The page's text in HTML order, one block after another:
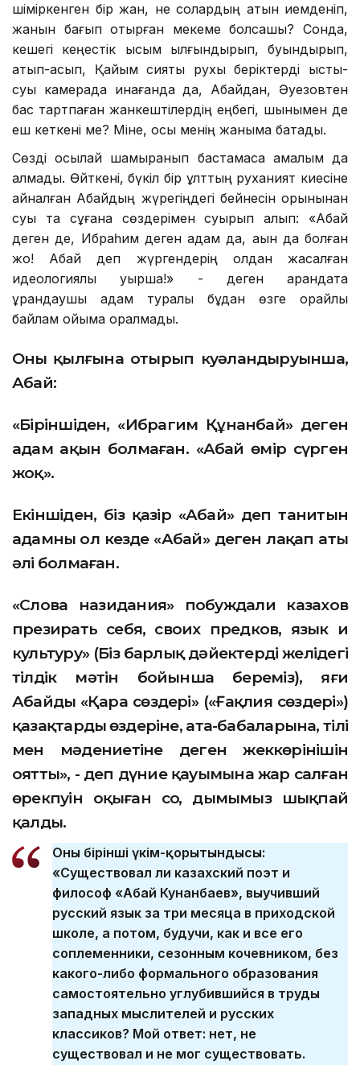
шіміркенген бір жан, не солардың атын иемденіп,
жанын бағып отырған мекеме болсашы? Сонда,
кешегі кеңестік қысым қылғындырып, буындырып,
атып-асып, Қайым сияқты рухы беріктерді ыстық-
суық камерада қинағанда да, Абайдан, Әуезовтен
бас тартпаған жанкештілердің еңбегі, шынымен де
еш кеткені ме? Міне, осы менің жаныма батады.
Сөзді осылай шамырқанып бастамасқа амалым да
қалмады. Өйткені, бүкіл бір ұлттың руханият киесіне
айналған Абайдың жүрегіңдегі бейнесін орынынан
суық та сұғанақ сөздерімен суырып алып: «Абай
деген де, Ибраһим деген адам да, ақын да болған
жоқ! Абай деп жүргендерің қолдан жасалған
идеологиялық қуыршақ!» - деген арандата
ұрандаушы адам туралы бұдан өзге орайлы
байлам ойыма оралмады.
Оның қылғына отырып куәландыруынша,
Абай:
«Біріншіден, «Ибрагим Құнанбай» деген
адам ақын болмаған. «Абай өмір сүрген
жоқ».
Екіншіден, біз қазір «Абай» деп танитын
адамның ол кезде «Абай» деген лақап аты
әлі болмаған.
«Слова назидания» побуждали казахов
презирать себя, своих предков, язык и
культуру» (Біз барлық дәйектерді желідегі
тілдік мәтін бойынша береміз), яғи
Абайдың «Қара сөздері» («Ғақлия сөздері»)
қазақтардың өздеріне, ата-бабаларына, тілі
мен мәдениетіне деген жеккөрінішін
оятты», - деп дүние қауымына жар салған
өрекпуін оқыған соң, дымымыз шықпай
қалды.
Оның бірінші үкім-қорытындысы:
«Существовал ли казахский поэт и
философ «Абай Кунанбаев», выучивший
русский язык за три месяца в приходской
школе, а потом, будучи, как и все его
соплеменники, сезонным кочевником, без
какого-либо формального образования
самостоятельно углубившийся в труды
западных мыслителей и русских
классиков? Мой ответ: нет, не
существовал и не мог существовать.